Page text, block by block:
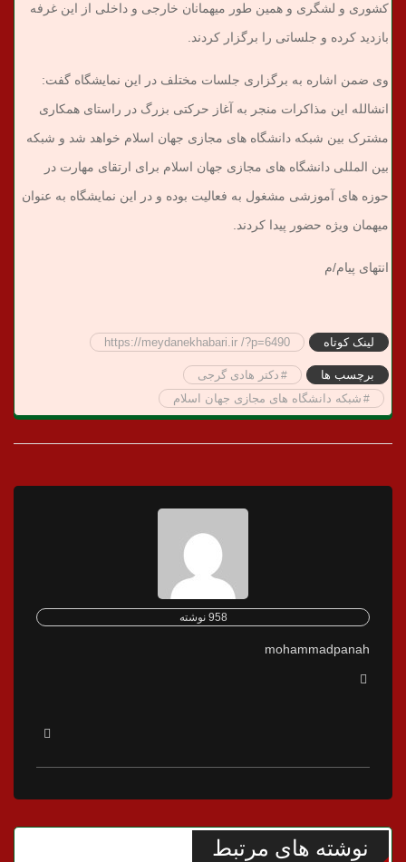
کشوری و لشگری و همین طور میهمانان خارجی و داخلی از این غرفه
بازدید کرده و جلساتی را برگزار کردند.
وی ضمن اشاره به برگزاری جلسات مختلف در این نمایشگاه گفت:
انشالله این مذاکرات منجر به آغاز حرکتی بزرگ در راستای همکاری
مشترک بین شبکه دانشگاه های مجازی جهان اسلام خواهد شد و شبکه
بین المللی دانشگاه های مجازی جهان اسلام برای ارتقای مهارت در
حوزه های آموزشی مشغول به فعالیت بوده و در این نمایشگاه به عنوان
میهمان ویژه حضور پیدا کردند.
انتهای پیام/م
لینک کوتاه https://meydanekhabari.ir /?p=6490
برچسب ها
دکتر هادی گرجی
شبکه دانشگاه های مجازی جهان اسلام
958 نوشته
mohammadpanah
نوشته های مرتبط